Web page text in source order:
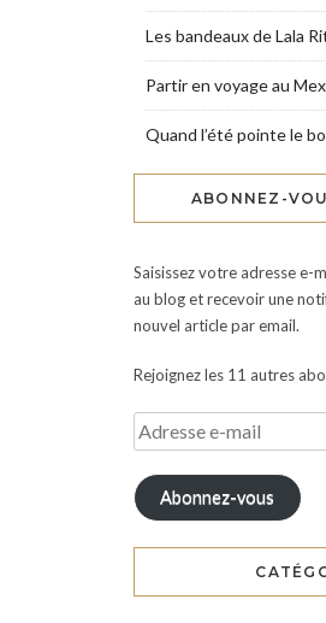
Les bandeaux de Lala
Partir en voyage au
Quand l’été pointe le
ABONNEZ-
Saisissez votre adresse e-
au blog et recevoir une
nouvel article par email.
Rejoignez les 11 autres
Abonnez-vous